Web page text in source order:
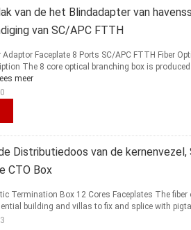
van de het Blindadapter van
van SC/APC FTTH
Adaptor Faceplate 8 Ports SC/APC FTTH Fiber
The 8 core optical branching box is
meer
Distributiedoos van de kernenvezel,
CTO Box
Termination Box 12 Cores Faceplates The
building and villas to fix and splice with